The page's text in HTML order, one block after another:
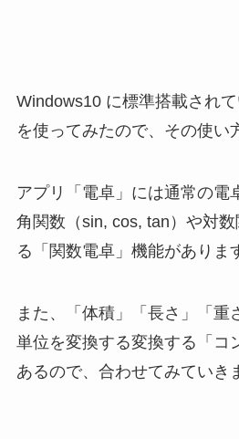
Windows10 に標準搭載されて
を使ってみたので、その使い
アプリ「電卓」には通常の電
角関数（sin, cos, tan）や対
る「関数電卓」機能がありま
また、「体積」「長さ」「重
単位を変換する変換する「コ
あるので、合わせてみていき